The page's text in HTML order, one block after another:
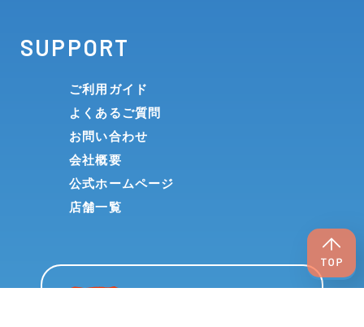
SUPPORT
ご利用ガイド
よくあるご質問
お問い合わせ
会社概要
公式ホームページ
店舗一覧